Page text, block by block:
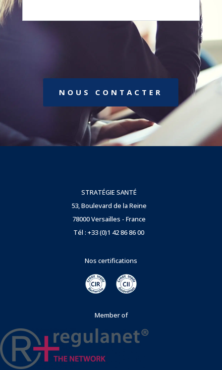
NOUS CONTACTER
STRATÉGIE SANTÉ
53, Boulevard de la Reine
78000 Versailles - France
Tél : +33 (0)1 42 86 86 00
Nos certifications
Member of